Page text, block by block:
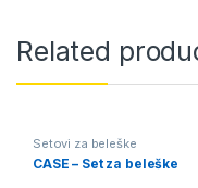
Related
Setovi za beleške
CASE – Set za beleške